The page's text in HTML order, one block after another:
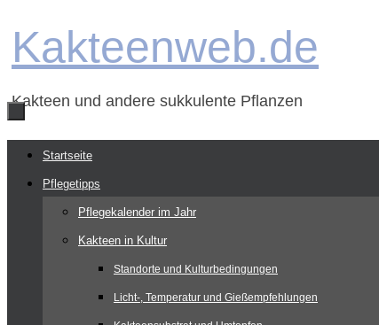
Inhalt
Kakteenweb.de
Kakteen und andere sukkulente Pflanzen
Zum
Inhalt
springen
Startseite
Pflegetipps
Pflegekalender im Jahr
Kakteen in Kultur
Standorte und Kulturbedingungen
Licht-, Temperatur und Gießempfehlungen